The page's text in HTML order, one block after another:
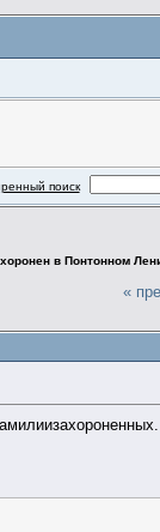
в Понтонном
«